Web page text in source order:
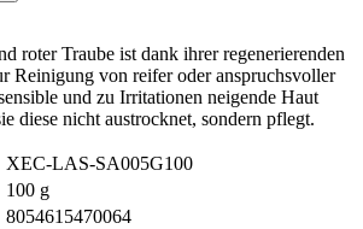
roter Traube ist dank ihrer regenerierenden
Reinigung von reifer oder anspruchsvoller
und zu Irritationen neigende Haut
diese nicht austrocknet, sondern pflegt.
XEC-LAS-SA005G100
100 g
8054615470064